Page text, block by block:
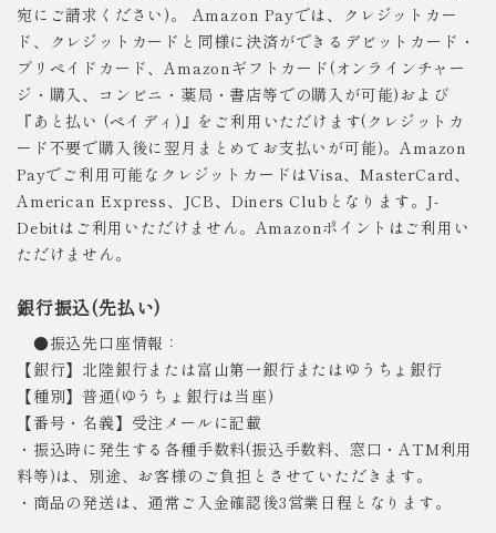
宛にご請求ください)。 Amazon Payでは、クレジットカー
ド、クレジットカードと同様に決済ができるデビットカード・
プリペイドカード、Amazonギフトカード(オンラインチャー
ジ・購入、コンビニ・薬局・書店等での購入が可能)および
『あと払い (ペイディ)』をご利用いただけます(クレジットカ
ード不要で購入後に翌月まとめてお支払いが可能)。Amazon
Payでご利用可能なクレジットカードはVisa、MasterCard、
American Express、JCB、Diners Clubとなります。J-
Debitはご利用いただけません。Amazonポイントはご利用い
ただけません。
銀行振込(先払い)
●振込先口座情報：
【銀行】北陸銀行または富山第一銀行またはゆうちょ銀行
【種別】普通(ゆうちょ銀行は当座)
【番号・名義】受注メールに記載
・振込時に発生する各種手数料(振込手数料、窓口・ATM利用
料等)は、別途、お客様のご負担とさせていただきます。
・商品の発送は、通常ご入金確認後3営業日程となります。